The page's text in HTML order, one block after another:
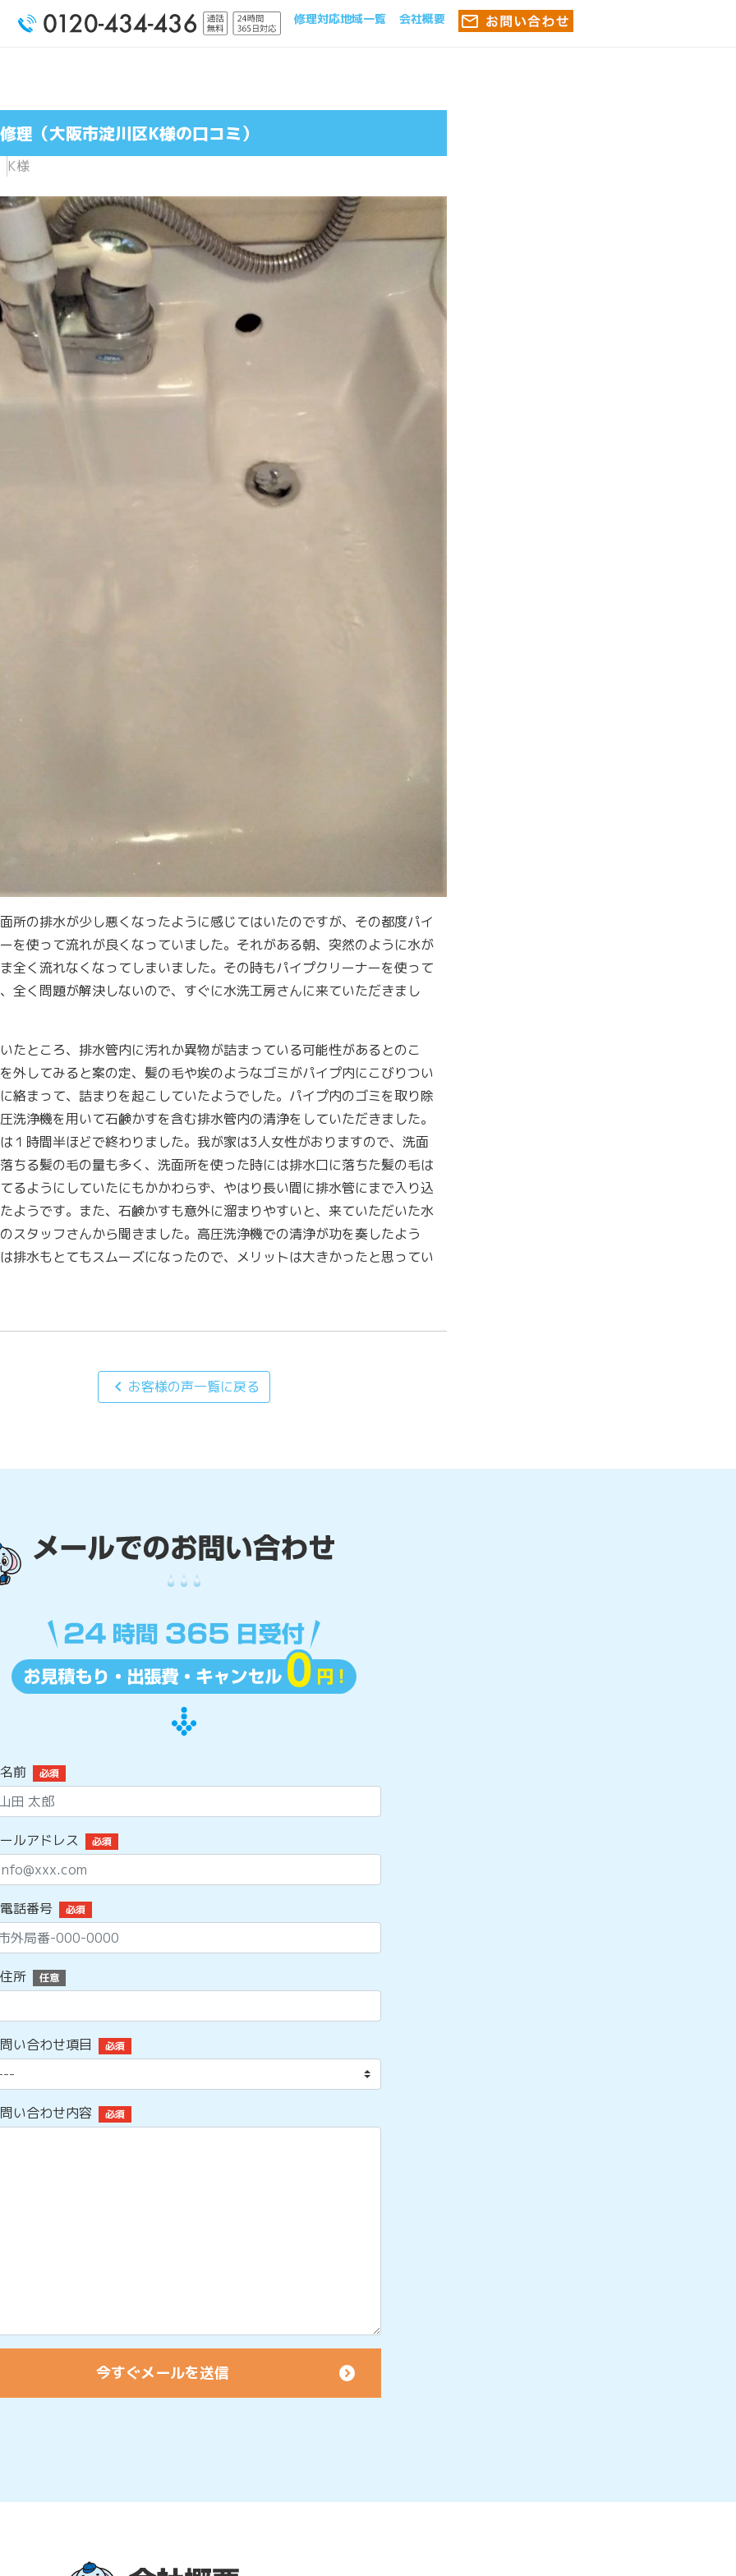
修理対応地域一覧 会社概要
理（大阪市淀川区K様の口コミ）
K様
所の排水が少し悪くなったように感じてはいたのですが、その都度パイ
を使って流れが良くなっていました。それがある朝、突然のように水が
全く流れなくなってしまいました。その時もパイプクリーナーを使って
全く問題が解決しないので、すぐに水洗工房さんに来ていただきまし
たところ、排水管内に汚れか異物が詰まっている可能性があるとのこ
外してみると案の定、髪の毛や埃のようなゴミがパイプ内にこびりつい
絡まって、詰まりを起こしていたようでした。パイプ内のゴミを取り除
洗浄機を用いて石鹸かすを含む排水管内の清浄をしていただきました。
１時間半ほどで終わりました。我が家は3人女性がおりますので、洗面
ちる髪の毛の量も多く、洗面所を使った時には排水口に落ちた髪の毛は
るようにしていたにもかかわらず、やはり長い間に排水管にまで入り込
ようです。また、石鹸かすも意外に溜まりやすいと、来ていただいた水
スタッフさんから聞きました。高圧洗浄機での清浄が功を奏したよう
排水もとてもスムーズになったので、メリットは大きかったと思ってい
chevron_left お客様の声一覧に戻る
前 必須
ルアドレス 必須
話番号 必須
所 任意
い合わせ項目 必須
い合わせ内容 必須